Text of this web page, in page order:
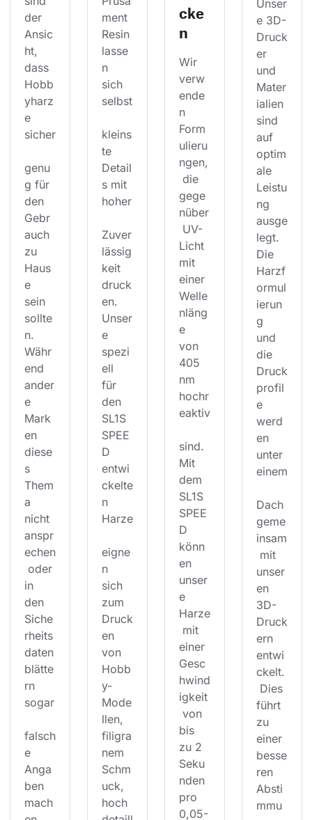
der
Ansic
ht,
dass
Hobb
yharz
e
sicher
genu
g für
den
Gebr
auch
zu
Haus
e
sein
sollte
n.
Währ
end
ander
e
Mark
en
diese
s
Them
a
nicht
anspr
echen
oder
in
den
Siche
rheits
daten
blätte
rn
sogar
falsch
e
Anga
ben
mach
ment
Resin
lasse
n
sich
selbst
kleins
te
Detail
s mit
hoher
Zuver
lässig
keit
druck
en.
Unser
e
spezi
ell
für
den
SL1S
SPEE
D
entwi
ckelte
n
Harze
eigne
n
sich
zum
Druck
en
von
Hobb
y-
Mode
llen,
filigra
nem
Schm
uck,
hoch
cke
n
Wir
verw
ende
n
Form
ulieru
ngen,
die
gege
nüber
UV-
Licht
mit
einer
Welle
nläng
e
von
405
nm
hochr
eaktiv
sind.
Mit
dem
SL1S
SPEE
D
könn
en
unser
e
Harze
mit
einer
Gesc
hwind
igkeit
von
bis
zu 2
Seku
nden
pro
0,05-
Unser
e 3D-
Druck
er
und
Mater
ialien
sind
auf
optim
ale
Leistu
ng
ausge
legt.
Die
Harzf
ormul
ierun
g
und
die
Druck
profil
e
werd
en
unter
einem
Dach
geme
insam
mit
unser
en
3D-
Druck
ern
entwi
ckelt.
Dies
führt
zu
einer
besse
ren
Absti
mmu